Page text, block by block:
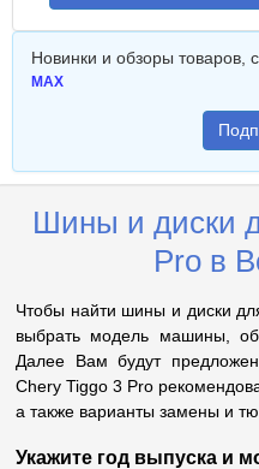
Новинки и обзоры товаров,
MAX
Шины и диски
Pro в
Чтобы найти шины и диски
выбрать модель машины,
Далее Вам будут
Chery Tiggo 3 Pro
а также варианты замены и
Укажите год выпуска и